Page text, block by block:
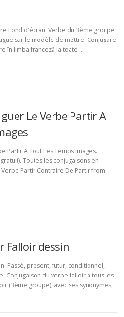
Fond d'écran. Verbe du 3ème groupe
sur le modèle de mettre. Conjugare
în limba franceză la toate …
Le Verbe Partir A
Partir A Tout Les Temps Images.
Toutes les conjugaisons en
Partir Contraire De Partir from
Falloir dessin
Passé, présent, futur, conditionnel,
Conjugaison du verbe falloir à tous les
(3ème groupe), avec ses synonymes,